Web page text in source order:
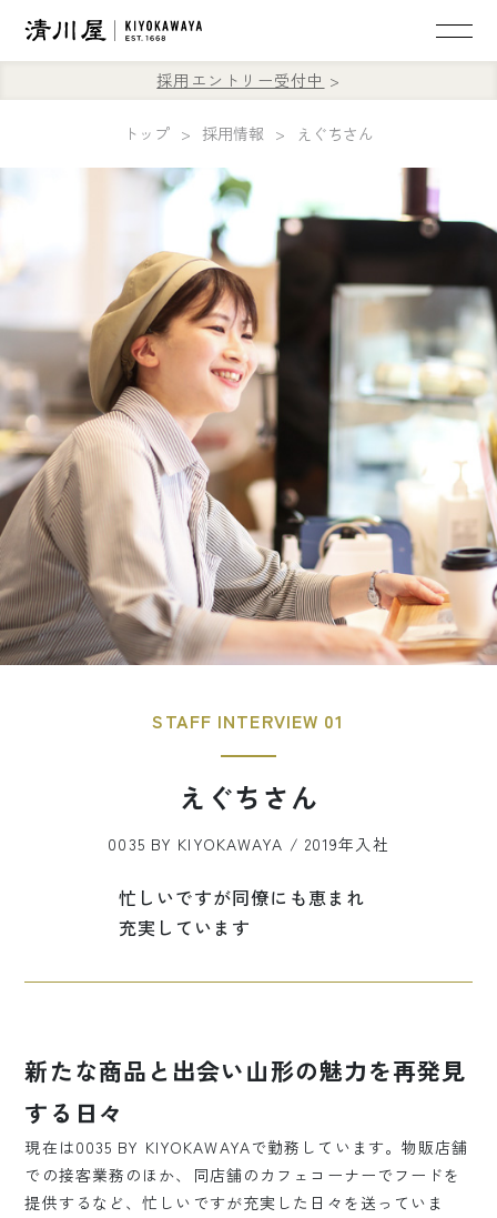
採用エントリー受付中
トップ 採用情報 えぐちさん
STAFF INTERVIEW 01
えぐちさん
0035 BY KIYOKAWAYA / 2019年入社
忙しいですが同僚にも恵まれ
充実しています
新たな商品と出会い山形の魅力を再発見
する日々
現在は0035 BY KIYOKAWAYAで勤務しています。物販店舗
での接客業務のほか、同店舗のカフェコーナーでフードを
提供するなど、忙しいですが充実した日々を送っていま